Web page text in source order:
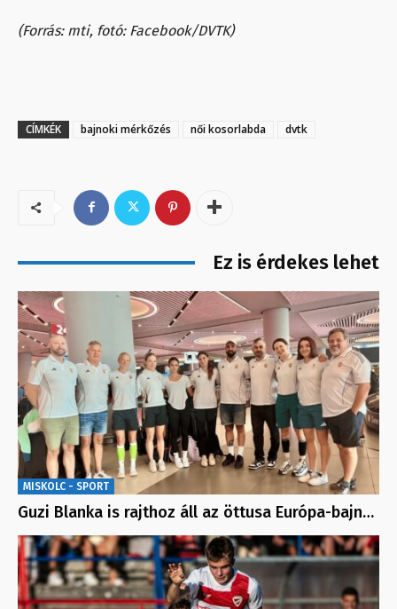
(Forrás: mti, fotó: Facebook/DVTK)
CÍMKÉK bajnoki mérkőzés női kosorlabda dvtk
Ez is érdekes lehet
MISKOLC - SPORT
Guzi Blanka is rajthoz áll az öttusa Európa-bajn…